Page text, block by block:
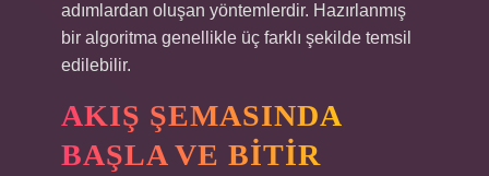
adımlardan oluşan yöntemlerdir. Hazırlanmış
bir algoritma genellikle üç farklı şekilde temsil
edilebilir.
AKIŞ ŞEMASINDA
BAŞLA VE BITIR